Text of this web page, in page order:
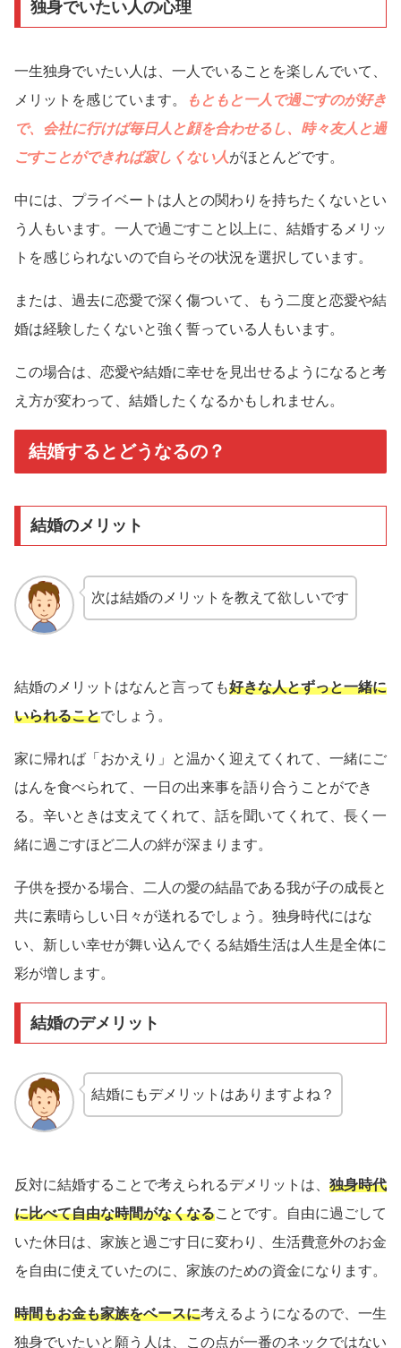
独身でいたい人の心理
一生独身でいたい人は、一人でいることを楽しんでいて、
メリットを感じています。
もともと一人で過ごすのが好き
で、会社に行けば毎日人と顔を合わせるし、時々友人と過
ごすことができれば寂しくない人がほとんどです。
中には、プライベートは人との関わりを持ちたくないとい
う人もいます。一人で過ごすこと以上に、結婚するメリッ
トを感じられないので自らその状況を選択しています。
または、過去に恋愛で深く傷ついて、もう二度と恋愛や結
婚は経験したくないと強く誓っている人もいます。
この場合は、恋愛や結婚に幸せを見出せるようになると考
え方が変わって、結婚したくなるかもしれません。
結婚するとどうなるの？
結婚のメリット
次は結婚のメリットを教えて欲しいです
結婚のメリットはなんと言っても好きな人とずっと一緒に
いられることでしょう。
家に帰れば「おかえり」と温かく迎えてくれて、一緒にご
はんを食べられて、一日の出来事を語り合うことができ
る。辛いときは支えてくれて、話を聞いてくれて、長く一
緒に過ごすほど二人の絆が深まります。
子供を授かる場合、二人の愛の結晶である我が子の成長と
共に素晴らしい日々が送れるでしょう。独身時代にはな
い、新しい幸せが舞い込んでくる結婚生活は人生是全体に
彩が増します。
結婚のデメリット
結婚にもデメリットはありますよね？
反対に結婚することで考えられるデメリットは、 独身時代
に比べて自由な時間がなくなることです。自由に過ごして
いた休日は、家族と過ごす日に変わり、生活費意外のお金
を自由に使えていたのに、家族のための資金になります。
時間もお金も家族をベースに考えるようになるので、一生
独身でいたいと願う人は、この点が一番のネックではない